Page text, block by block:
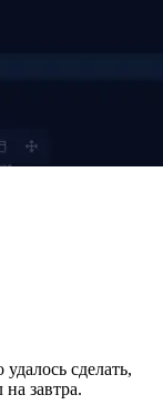
сделать,
завтра.